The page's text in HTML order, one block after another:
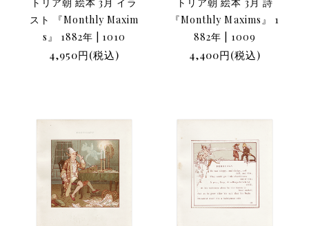
スト 『Monthly Maxim
s』 1882年 | 1010
4,950円(税込)
『Monthly Maxims』 1
882年 | 1009
4,400円(税込)